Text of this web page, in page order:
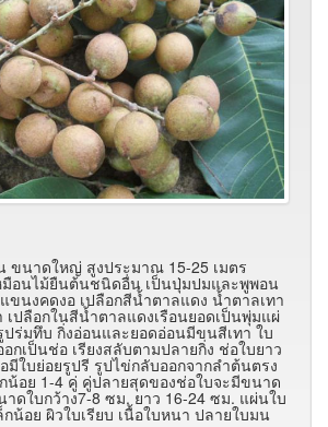
ขนาดใหญ่ สูงประมาณ 15-25 เมตร
มือนไม้ยืนต้นชนิดอื่น เป็นปุ่มปมและพูพอน
ขนงคดงอ เปลือกสีน้ำตาลแดง น้ำตาลเทา
เปลือกในสีน้ำตาลแดงเรือนยอดเป็นพุ่มแผ่
ปร่มทึบ กิ่งอ่อนและยอดอ่อนมีขนสีเทา ใบ
กเป็นช่อ เรียงสลับตามปลายกิ่ง ช่อใบยาว
ใบย่อยรูปรี รูปไข่กลับออกจากลำต้นตรง
น้อย 1-4 คู่ คู่ปลายสุดของช่อใบจะมีขนาด
ดใบกว้าง7-8 ซม. ยาว 16-24 ซม. แผ่นใบ
น้อย ผิวใบเรียบ เนื้อใบหนา ปลายใบมน